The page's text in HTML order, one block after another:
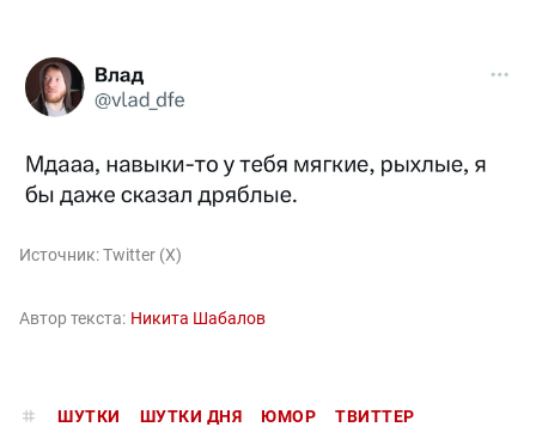
Источник:Twitter (X)
Автор текста: Никита Шабалов
ШУТКИ ШУТКИ ДНЯ ЮМОР ТВИТТЕР